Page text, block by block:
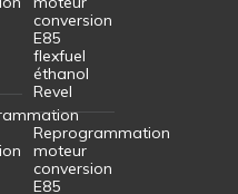
conversion
E85
flexfuel
éthanol
Revel
Reprogrammation
moteur
conversion
E85